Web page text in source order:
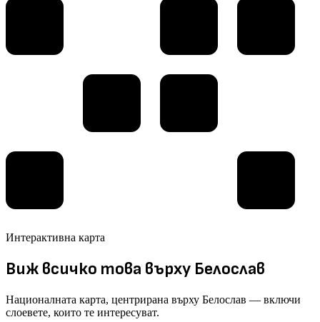
Интерактивна карта
Виж всичко това върху Белослав
Националната карта, центрирана върху Белослав — включи
слоевете, които те интересуват.